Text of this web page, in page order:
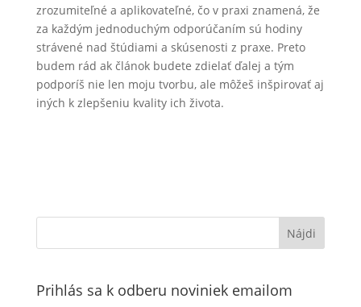
zrozumiteľné a aplikovateľné, čo v praxi znamená, že
za každým jednoduchým odporúčaním sú hodiny
strávené nad štúdiami a skúsenosti z praxe. Preto
budem rád ak článok budete zdielať ďalej a tým
podporíš nie len moju tvorbu, ale môžeš inšpirovať aj
iných k zlepšeniu kvality ich života.
Prihlás sa k odberu noviniek emailom